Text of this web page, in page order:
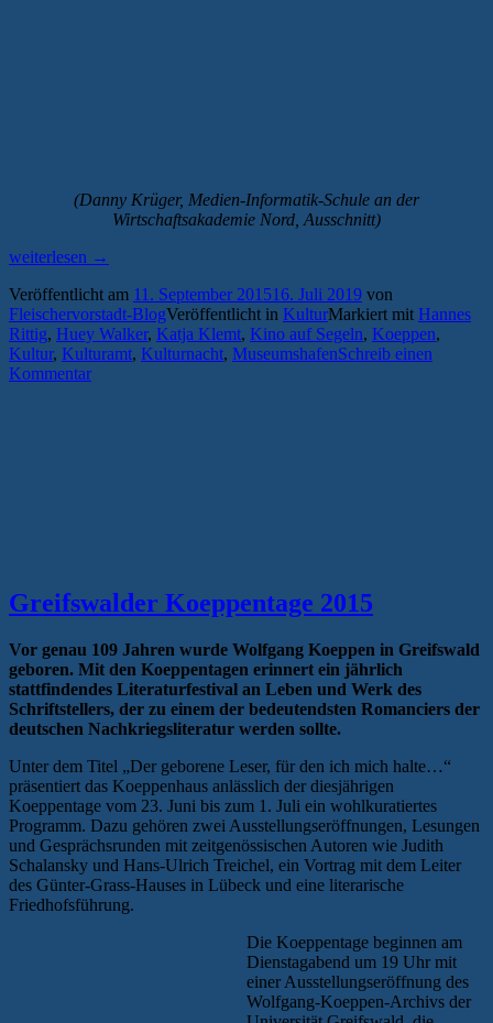
(Danny Krüger, Medien-Informatik-Schule an der
Wirtschaftsakademie Nord, Ausschnitt)
„Das
der
13.
Greifswalder
Kulturnacht“
weiterlesen →
Veröffentlicht am 11. September 201516. Juli 2019 von
Fleischervorstadt-BlogVeröffentlicht in KulturMarkiert mit Hannes
Rittig, Huey Walker, Katja Klemt, Kino auf Segeln, Koeppen,
Kultur, Kulturamt, Kulturnacht, MuseumshafenSchreib einen
Kommentar
Greifswalder Koeppentage 2015
Vor genau 109 Jahren wurde Wolfgang Koeppen in Greifswald
geboren. Mit den Koeppentagen erinnert ein jährlich
stattfindendes Literaturfestival an Leben und Werk des
Schriftstellers, der zu einem der bedeutendsten Romanciers der
deutschen Nachkriegsliteratur werden sollte.
Unter dem Titel „Der geborene Leser, für den ich mich halte…“
präsentiert das Koeppenhaus anlässlich der diesjährigen
Koeppentage vom 23. Juni bis zum 1. Juli ein wohlkuratiertes
Programm. Dazu gehören zwei Ausstellungseröffnungen, Lesungen
und Gesprächsrunden mit zeitgenössischen Autoren wie Judith
Schalansky und Hans-Ulrich Treichel, ein Vortrag mit dem Leiter
des Günter-Grass-Hauses in Lübeck und eine literarische
Friedhofsführung.
Die Koeppentage beginnen am
Dienstagabend um 19 Uhr mit
einer Ausstellungseröffnung des
Wolfgang-Koeppen-Archivs der